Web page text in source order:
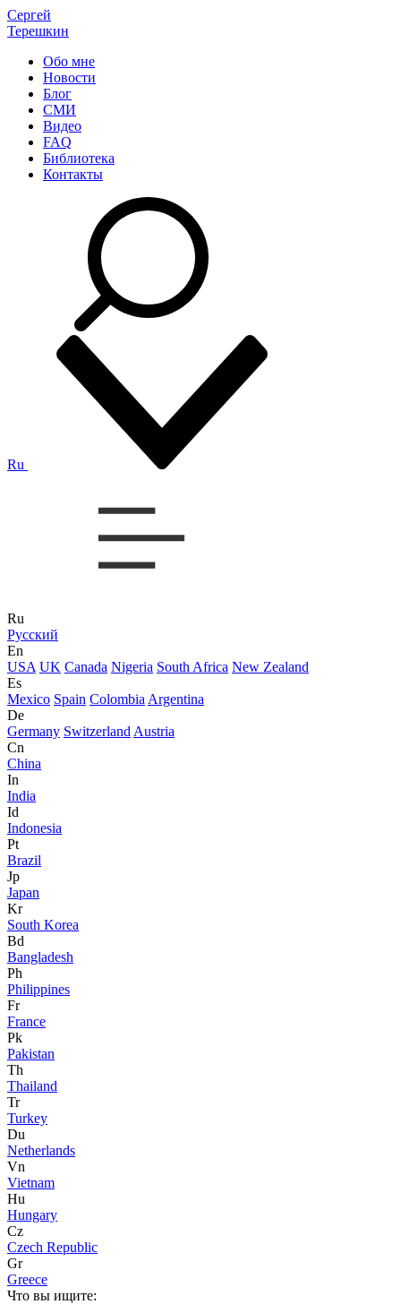
Сергей
Терешкин
Обо мне
Новости
Блог
СМИ
Видео
FAQ
Библиотека
Контакты
Ru
Ru
Русский
En
USA UK Canada Nigeria South Africa New Zealand
Es
Mexico Spain Colombia Argentina
De
Germany Switzerland Austria
Cn
China
In
India
Id
Indonesia
Pt
Brazil
Jp
Japan
Kr
South Korea
Bd
Bangladesh
Ph
Philippines
Fr
France
Pk
Pakistan
Th
Thailand
Tr
Turkey
Du
Netherlands
Vn
Vietnam
Hu
Hungary
Cz
Czech Republic
Gr
Greece
Что вы ищите: